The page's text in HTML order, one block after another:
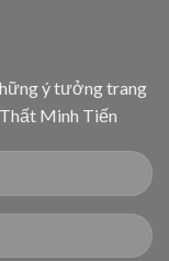
ý tưởng trang
Minh Tiến